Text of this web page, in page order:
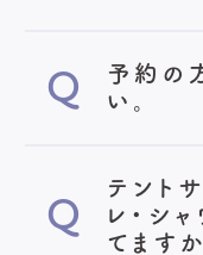
予約の
い。
テント
レ・シ
てますか